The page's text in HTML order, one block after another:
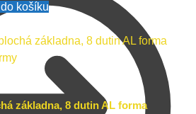
košíku
základna, 8 dutin AL forma